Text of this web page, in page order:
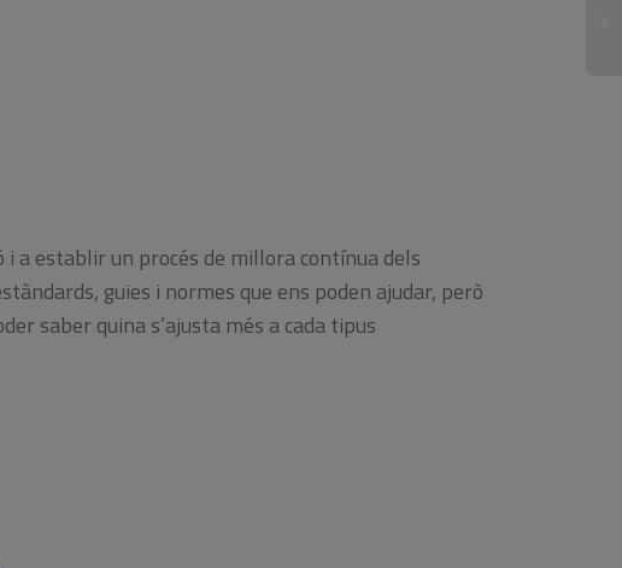
i a establir un procés de millora contínua dels
guies i normes que ens poden ajudar, però
saber quina s’ajusta més a cada tipus